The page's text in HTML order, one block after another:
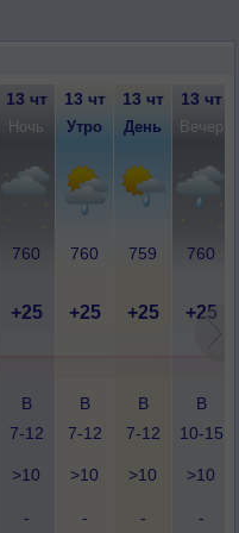
13 чт 13 чт 13 чт 13 чт
Ночь Утро День Вечер
760 760 759 760
+25 +25 +25 +25
В
7-12
В
7-12
В
7-12
В
10-15
>10 >10 >10 >10
- - - -